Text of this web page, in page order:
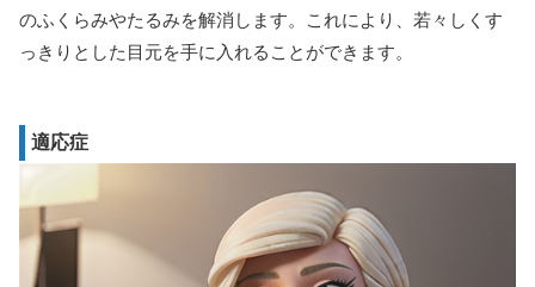
のふくらみやたるみを解消します。これにより、若々しくす
っきりとした目元を手に入れることができます。
適応症